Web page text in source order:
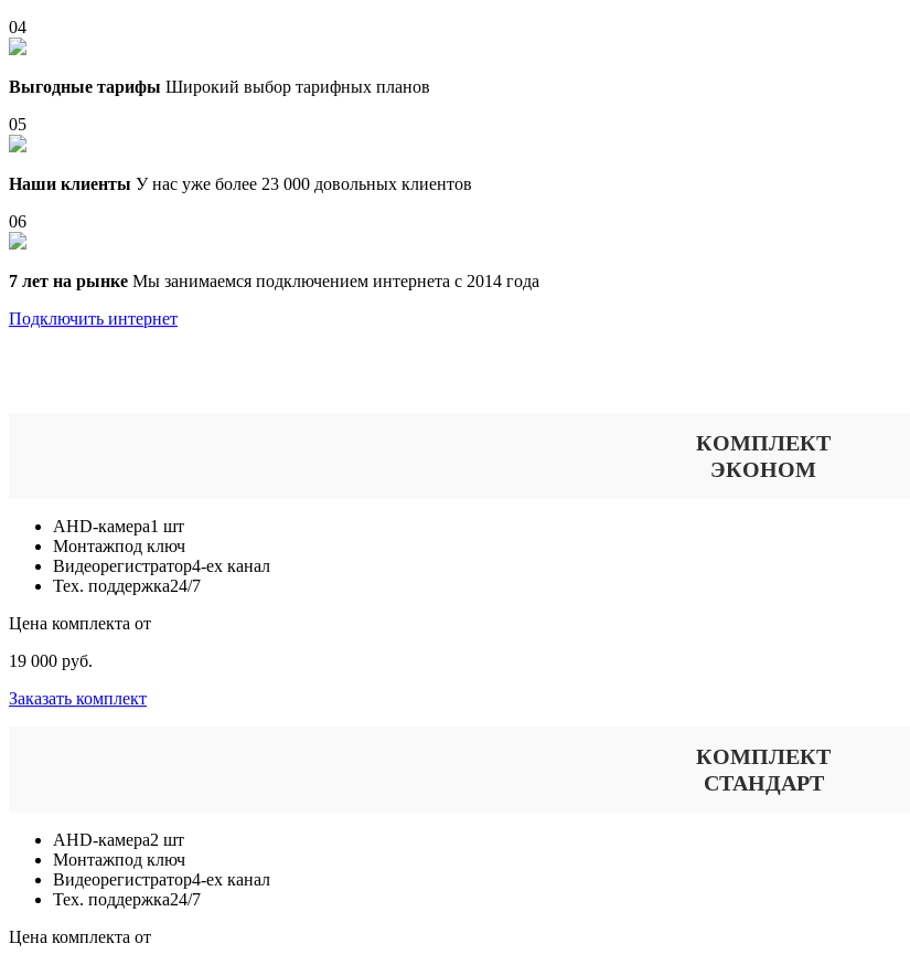
04
Выгодные тарифы Широкий выбор тарифных планов
05
Наши клиенты У нас уже более 23 000 довольных клиентов
06
7 лет на рынке Мы занимаемся подключением интернета с 2014 года
Подключить интернет
КОМПЛЕКТ
ЭКОНОМ
AHD-камера1 шт
Монтажпод ключ
Видеорегистратор4-ех канал
Тех. поддержка24/7
Цена комплекта от
19 000 руб.
Заказать комплект
КОМПЛЕКТ
СТАНДАРТ
AHD-камера2 шт
Монтажпод ключ
Видеорегистратор4-ех канал
Тех. поддержка24/7
Цена комплекта от